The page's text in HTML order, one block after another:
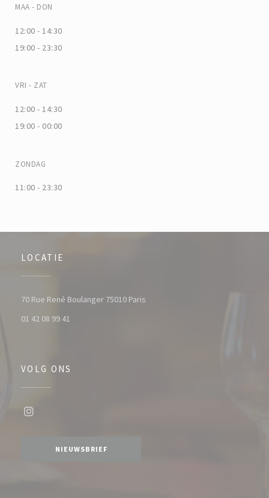
MAA - DON
12:00 - 14:30
19:00 - 23:30
VRI - ZAT
12:00 - 14:30
19:00 - 00:00
ZONDAG
11:00 - 23:30
LOCATIE
70 Rue René Boulanger 75010 Paris
01 42 08 99 41
VOLG ONS
NIEUWSBRIEF